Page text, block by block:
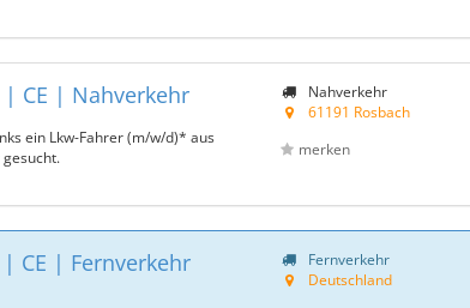
CE | Nahverkehr
ein Lkw-Fahrer (m/w/d)* aus
Nahverkehr
61191 Rosbach
merken
CE | Fernverkehr
Fernverkehr
Deutschland